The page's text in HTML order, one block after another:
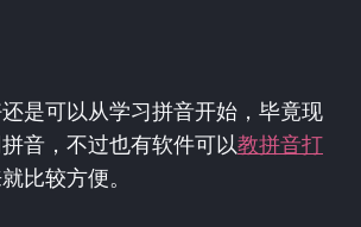
是可以从学习拼音开始，毕竟现
音，不过也有软件可以教拼音打
比较方便。